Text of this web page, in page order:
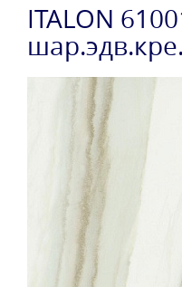
ITALON